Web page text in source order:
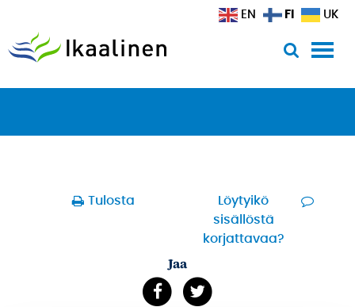
Tulosta
Löytyikö
sisällöstä
korjattavaa?
Jaa
EN FI UK